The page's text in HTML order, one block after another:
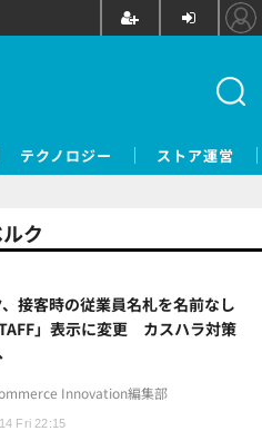
テクノロジー ストア運営
ク
Fri 22:15
接客時の従業員名札を名前なし
」表示に変更 カスハラ対策
Innovation編集部